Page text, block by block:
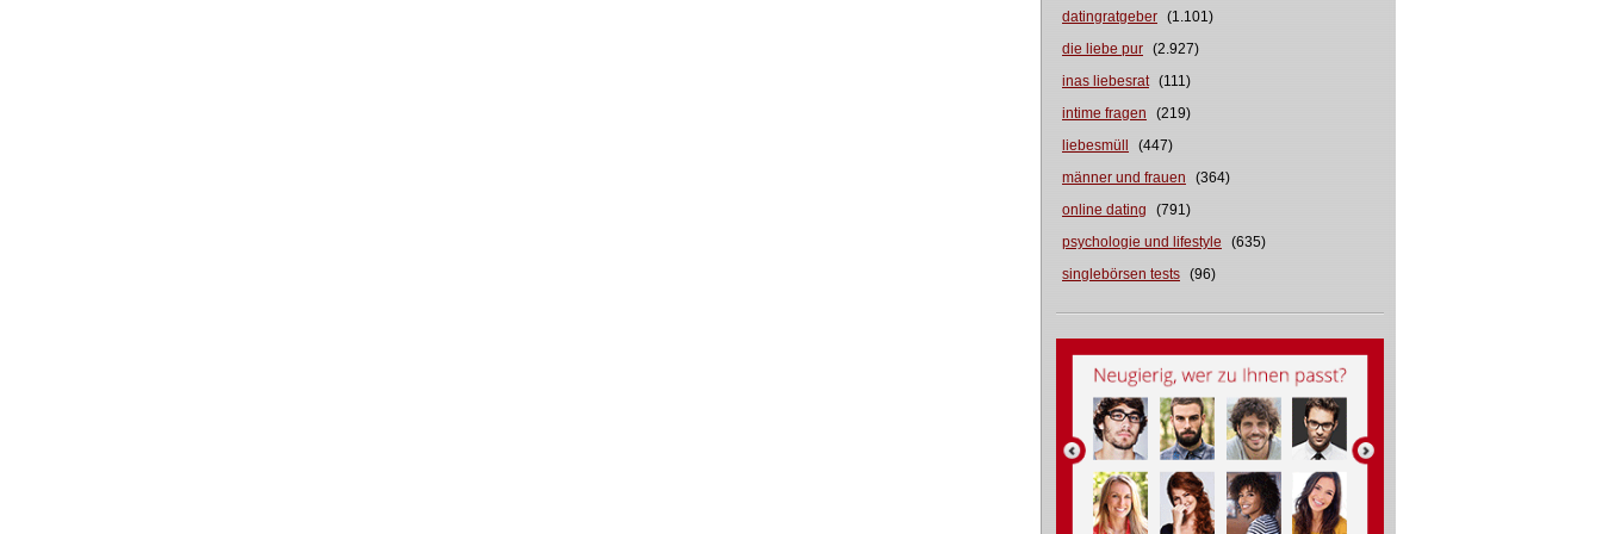
datingratgeber (1.101)
die liebe pur (2.927)
inas liebesrat (111)
intime fragen
(219)
liebesmüll
(447)
männer und frauen
(364)
online dating
(791)
psychologie und lifestyle
(635)
singlebörsen tests (96)